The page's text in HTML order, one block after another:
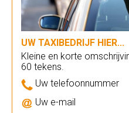
UW TAXIBEDRIJF HIER...
Kleine en korte
60 tekens.
Uw telefoonnummer
Uw e-mail